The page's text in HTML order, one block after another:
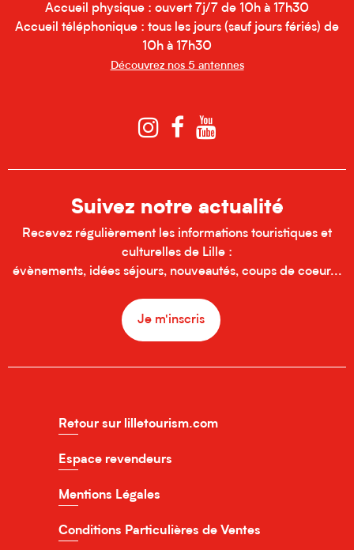
Accueil physique : ouvert 7j/7 de 10h à 17h30
Accueil téléphonique : tous les jours (sauf jours fériés) de
10h à 17h30
Découvrez nos 5 antennes
Suivez notre actualité
Recevez régulièrement les informations touristiques et
culturelles de Lille :
évènements, idées séjours, nouveautés, coups de coeur...
Je m'inscris
Retour sur lilletourism.com
Espace revendeurs
Mentions Légales
Conditions Particulières de Ventes